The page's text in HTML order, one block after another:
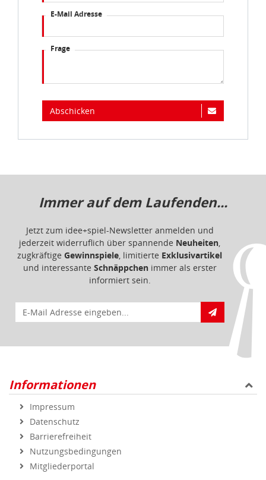
E-Mail Adresse
Frage
Abschicken
Immer auf dem Laufenden...
Jetzt zum idee+spiel-Newsletter anmelden und
jederzeit widerruflich über spannende Neuheiten,
zugkräftige Gewinnspiele, limitierte Exklusivartikel
und interessante Schnäppchenimmer als erster
informiert sein.
E-Mail für Newsletteranmeldung
Informationen
Impressum
Datenschutz
Barrierefreiheit
Nutzungsbedingungen
Mitgliederportal